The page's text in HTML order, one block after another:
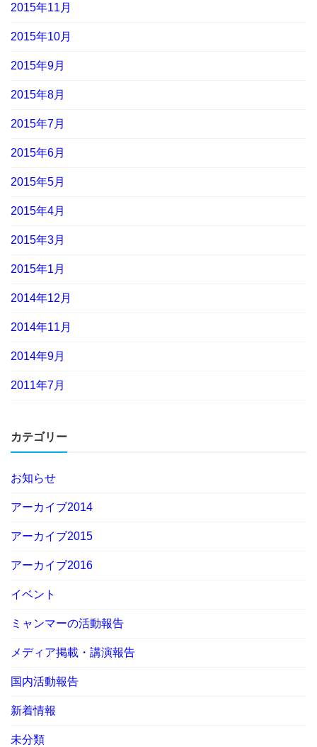
2015年11月
2015年10月
2015年9月
2015年8月
2015年7月
2015年6月
2015年5月
2015年4月
2015年3月
2015年1月
2014年12月
2014年11月
2014年9月
2011年7月
カテゴリー
お知らせ
アーカイブ2014
アーカイブ2015
アーカイブ2016
イベント
ミャンマーの活動報告
メディア掲載・講演報告
国内活動報告
新着情報
未分類